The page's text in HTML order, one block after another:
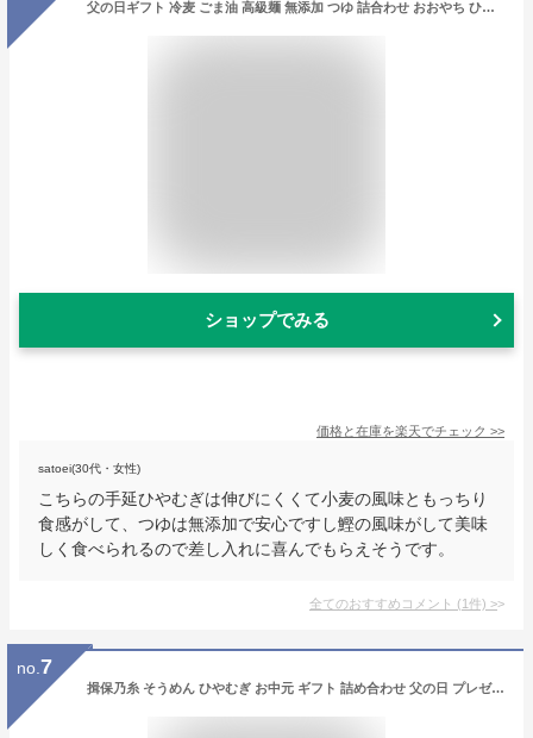
父の日ギフト 冷麦 ごま油 高級麺 無添加 つゆ 詰合わせ おおやち ひやむぎ 冷や麦 贈答用 プレゼント 四日市 渡辺手延製麺所
ショップでみる
価格と在庫を楽天でチェック >>
satoei(30代・女性)
こちらの手延ひやむぎは伸びにくくて小麦の風味ともっちり
食感がして、つゆは無添加で安心ですし鰹の風味がして美味
しく食べられるので差し入れに喜んでもらえそうです。
全てのおすすめコメント (1件) >
no. 7
揖保乃糸 そうめん ひやむぎ お中元 ギフト 詰め合わせ 父の日 プレゼント 父の日ギフト 送料無料 揖保の糸 冷や麦 手延ひやむぎ 2kg 200g×10袋入 BS-30 出産 内祝い お返し 乾麺 お供え 初盆 新盆 結婚 引越し 挨拶 名入れ 快気祝い 香典返し お礼 お祝い返し(k-s)